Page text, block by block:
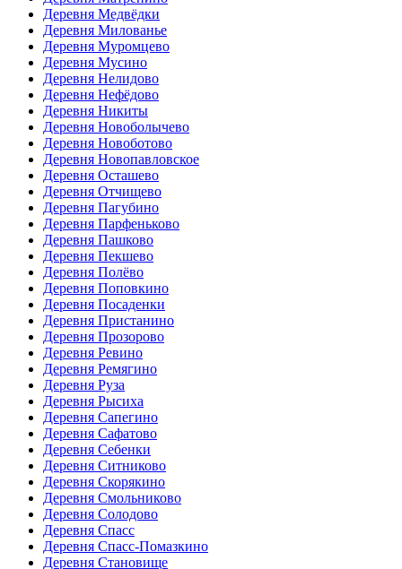
Деревня Медвёдки
Деревня Милованье
Деревня Муромцево
Деревня Мусино
Деревня Нелидово
Деревня Нефёдово
Деревня Никиты
Деревня Новоболычево
Деревня Новоботово
Деревня Новопавловское
Деревня Осташево
Деревня Отчищево
Деревня Пагубино
Деревня Парфеньково
Деревня Пашково
Деревня Пекшево
Деревня Полёво
Деревня Поповкино
Деревня Посаденки
Деревня Пристанино
Деревня Прозорово
Деревня Ревино
Деревня Ремягино
Деревня Руза
Деревня Рысиха
Деревня Сапегино
Деревня Сафатово
Деревня Себенки
Деревня Ситниково
Деревня Скорякино
Деревня Смольниково
Деревня Солодово
Деревня Спасс
Деревня Спасс-Помазкино
Деревня Становище